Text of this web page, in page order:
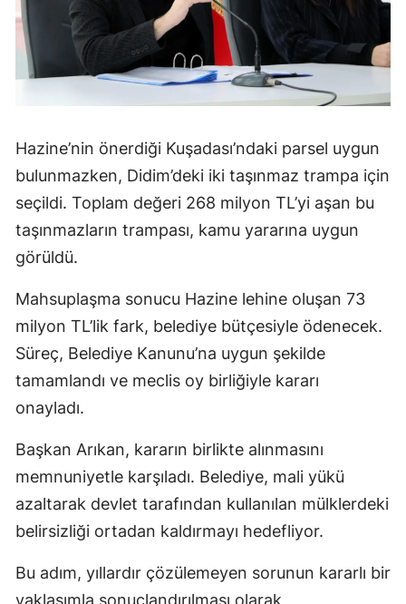
Hazine’nin önerdiği Kuşadası’ndaki parsel uygun
bulunmazken, Didim’deki iki taşınmaz trampa için
seçildi. Toplam değeri 268 milyon TL’yi aşan bu
taşınmazların trampası, kamu yararına uygun
görüldü.
Mahsuplaşma sonucu Hazine lehine oluşan 73
milyon TL’lik fark, belediye bütçesiyle ödenecek.
Süreç, Belediye Kanunu’na uygun şekilde
tamamlandı ve meclis oy birliğiyle kararı
onayladı.
Başkan Arıkan, kararın birlikte alınmasını
memnuniyetle karşıladı. Belediye, mali yükü
azaltarak devlet tarafından kullanılan mülklerdeki
belirsizliği ortadan kaldırmayı hedefliyor.
Bu adım, yıllardır çözülemeyen sorunun kararlı bir
yaklaşımla sonuçlandırılması olarak